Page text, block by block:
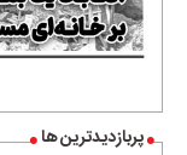
پربازدیدترین ها